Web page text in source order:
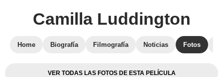
Camilla Luddington
Home Biografía Filmografía Noticias Fotos
VER TODAS LAS FOTOS DE ESTA PELÍCULA